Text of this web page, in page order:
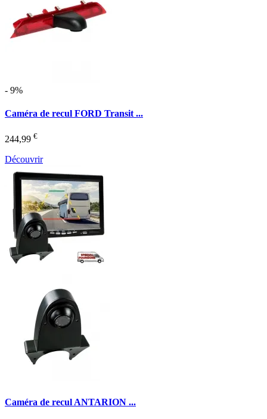
- 9%
Caméra de recul FORD Transit ...
244,99 €
Découvrir
Caméra de recul ANTARION ...